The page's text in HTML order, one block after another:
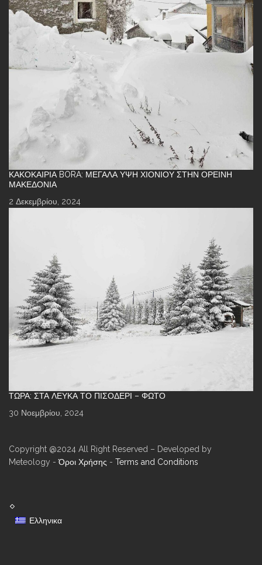
ΚΑΚΟΚΑΙΡΊΑ BORA: ΜΕΓΆΛΑ ΎΨΗ ΧΙΟΝΙΟΎ ΣΤΗΝ ΟΡΕΙΝΉ
ΜΑΚΕΔΟΝΊΑ
2 Δεκεμβρίου, 2024
ΤΏΡΑ: ΣΤΑ ΛΕΥΚΆ ΤΟ ΠΙΣΟΔΈΡΙ – ΦΩΤΌ
30 Νοεμβρίου, 2024
Copyright @2024 All Right Reserved – Developed by
Meteology -Όροι Χρήσης - Terms and Conditions
Ελληνικα